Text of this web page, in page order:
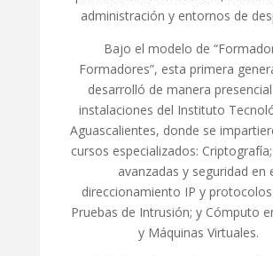
administración y entornos de
Bajo el modelo de
Formadores”, esta primera
desarrolló de manera
instalaciones del Instituto
Aguascalientes, donde se
cursos especializados:
avanzadas y seguridad en
direccionamiento IP y
Pruebas de Intrusión; y Cómputo
y Máquinas Virtuales.